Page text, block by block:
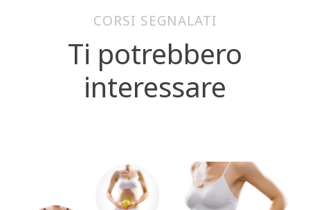
CORSI SEGNALATI
Ti potrebbero
interessare